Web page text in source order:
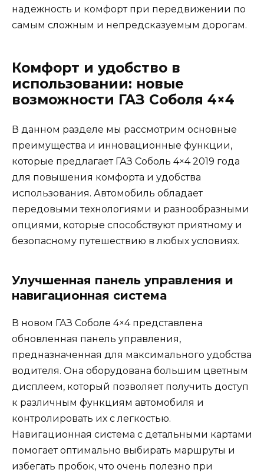
надежность и комфорт при передвижении по
самым сложным и непредсказуемым дорогам.
Комфорт и удобство в
использовании: новые
возможности ГАЗ Соболя 4×4
В данном разделе мы рассмотрим основные
преимущества и инновационные функции,
которые предлагает ГАЗ Соболь 4×4 2019 года
для повышения комфорта и удобства
использования. Автомобиль обладает
передовыми технологиями и разнообразными
опциями, которые способствуют приятному и
безопасному путешествию в любых условиях.
Улучшенная панель управления и
навигационная система
В новом ГАЗ Соболе 4×4 представлена
обновленная панель управления,
предназначенная для максимального удобства
водителя. Она оборудована большим цветным
дисплеем, который позволяет получить доступ
к различным функциям автомобиля и
контролировать их с легкостью.
Навигационная система с детальными картами
помогает оптимально выбирать маршруты и
избегать пробок, что очень полезно при